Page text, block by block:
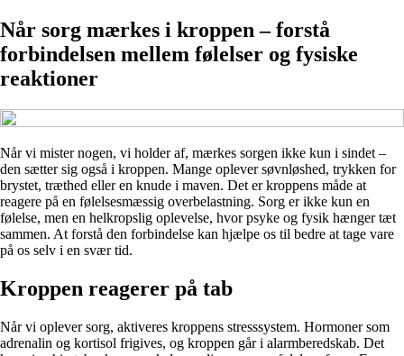
Når sorg mærkes i kroppen – forstå
forbindelsen mellem følelser og fysiske
reaktioner
Når vi mister nogen, vi holder af, mærkes sorgen ikke kun i sindet –
den sætter sig også i kroppen. Mange oplever søvnløshed, trykken for
brystet, træthed eller en knude i maven. Det er kroppens måde at
reagere på en følelsesmæssig overbelastning. Sorg er ikke kun en
følelse, men en helkropslig oplevelse, hvor psyke og fysik hænger tæt
sammen. At forstå den forbindelse kan hjælpe os til bedre at tage vare
på os selv i en svær tid.
Kroppen reagerer på tab
Når vi oplever sorg, aktiveres kroppens stresssystem. Hormoner som
adrenalin og kortisol frigives, og kroppen går i alarmberedskab. Det